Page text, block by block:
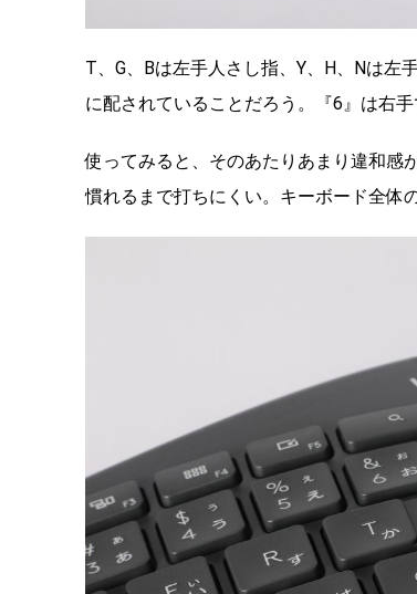
T、G、Bは左手人さし指、Y、H、Nは左
に配されていることだろう。『6』は右
使ってみると、そのあたりあまり違和感
慣れるまで打ちにくい。キーボード全体